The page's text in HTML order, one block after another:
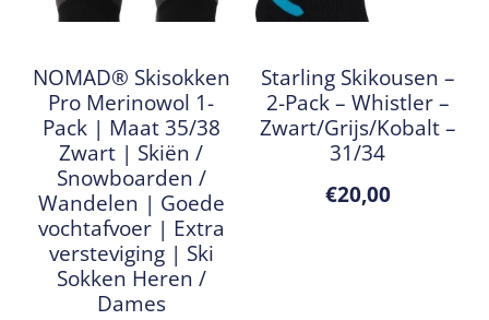
NOMAD® Skisokken
Pro Merinowol 1-
Pack | Maat 35/38
Zwart | Skiën /
Snowboarden /
Wandelen | Goede
vochtafvoer | Extra
versteviging | Ski
Sokken Heren /
Dames
Starling Skikousen –
2-Pack – Whistler –
Zwart/Grijs/Kobalt –
31/34
€20,00